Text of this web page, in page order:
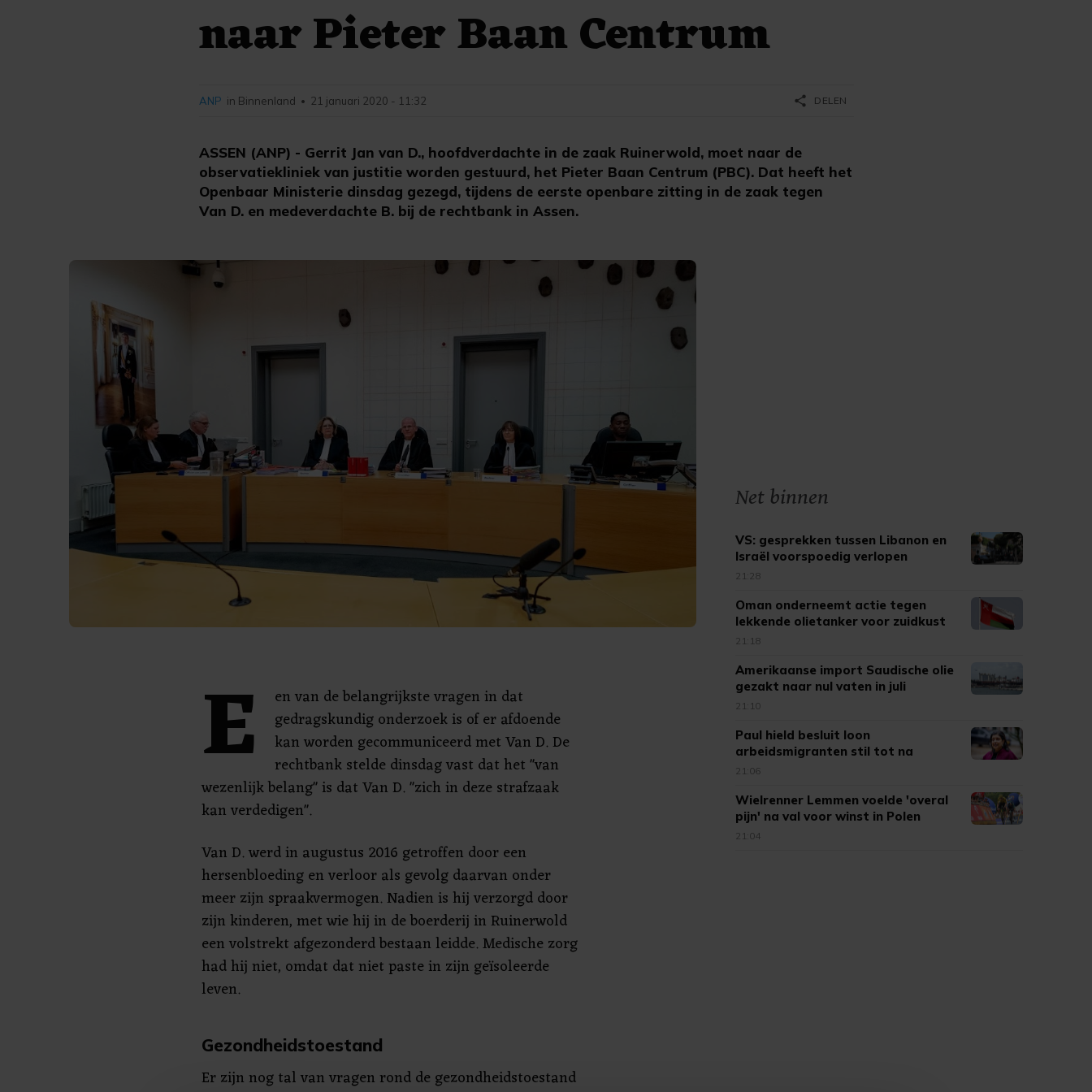
naar Pieter Baan Centrum
ASSEN (ANP) - Gerrit Jan van D., hoofdverdachte in de zaak Ruinerwold, moet naar de
observatiekliniek van justitie worden gestuurd, het Pieter Baan Centrum (PBC). Dat heeft het
Openbaar Ministerie dinsdag gezegd, tijdens de eerste openbare zitting in de zaak tegen
Van D. en medeverdachte B. bij de rechtbank in Assen.
ANP in Binnenland • 21 januari 2020 - 11:32 share DELEN
E
en van de belangrijkste vragen in dat
gedragskundig onderzoek is of er afdoende
kan worden gecommuniceerd met Van D. De
rechtbank stelde dinsdag vast dat het "van
wezenlijk belang" is dat Van D. "zich in deze strafzaak
kan verdedigen".
Van D. werd in augustus 2016 getroffen door een
hersenbloeding en verloor als gevolg daarvan onder
meer zijn spraakvermogen. Nadien is hij verzorgd door
zijn kinderen, met wie hij in de boerderij in Ruinerwold
een volstrekt afgezonderd bestaan leidde. Medische zorg
had hij niet, omdat dat niet paste in zijn geïsoleerde
leven.
Gezondheidstoestand
Er zijn nog tal van vragen rond de gezondheidstoestand
Net binnen
VS: gesprekken tussen Libanon en
Israël voorspoedig verlopen
21:28
Oman onderneemt actie tegen
lekkende olietanker voor zuidkust
21:18
Amerikaanse import Saudische olie
gezakt naar nul vaten in juli
21:10
Paul hield besluit loon
arbeidsmigranten stil tot na
verkiezingen
21:06
Wielrenner Lemmen voelde 'overal
pijn' na val voor winst in Polen
21:04